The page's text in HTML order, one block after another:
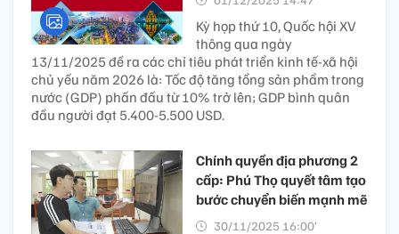
Kỳ họp thứ 10, Quốc hội XV
thông qua ngày
13/11/2025 đề ra các chỉ tiêu phát triển kinh tế-xã hội
chủ yếu năm 2026 là: Tốc độ tăng tổng sản phẩm trong
nước (GDP) phấn đấu từ 10% trở lên; GDP bình quân
đầu người đạt 5.400-5.500 USD.
Chính quyền địa phương 2
cấp: Phú Thọ quyết tâm tạo
bước chuyển biến mạnh mẽ
30/11/2025 16:00’